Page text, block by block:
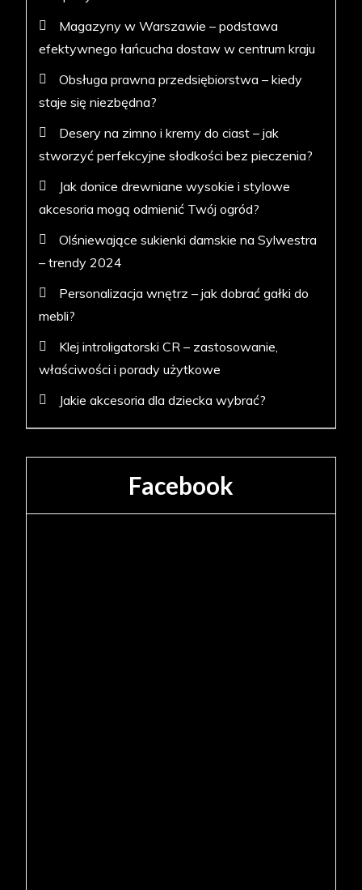
Magazyny w Warszawie – podstawa
efektywnego łańcucha dostaw w centrum kraju
Obsługa prawna przedsiębiorstwa – kiedy
staje się niezbędna?
Desery na zimno i kremy do ciast – jak
stworzyć perfekcyjne słodkości bez pieczenia?
Jak donice drewniane wysokie i stylowe
akcesoria mogą odmienić Twój ogród?
Olśniewające sukienki damskie na Sylwestra
– trendy 2024
Personalizacja wnętrz – jak dobrać gałki do
mebli?
Klej introligatorski CR – zastosowanie,
właściwości i porady użytkowe
Jakie akcesoria dla dziecka wybrać?
Facebook